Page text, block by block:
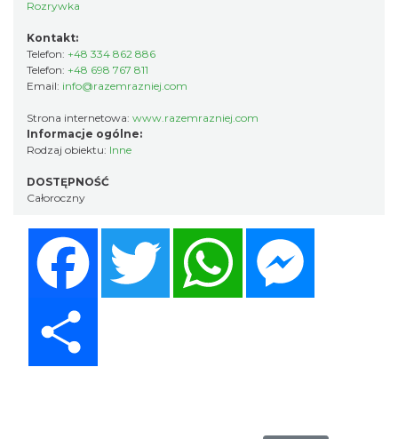
Rozrywka
Kontakt:
Telefon: +48 334 862 886
Telefon: +48 698 767 811
Email: info@razemrazniej.com
Strona internetowa: www.razemrazniej.com
Informacje ogólne:
Rodzaj obiektu: Inne
DOSTĘPNOŚĆ
Całoroczny
Twitter WhatsApp